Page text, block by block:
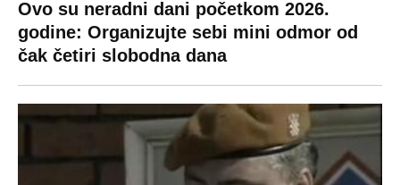
Ovo su neradni dani početkom 2026.
godine: Organizujte sebi mini odmor od
čak četiri slobodna dana